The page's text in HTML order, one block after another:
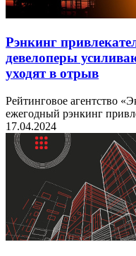
Рэнкинг
девелоперы
уходят в отрыв
Рейтинговое агентство
ежегодный рэнкинг
17.04.2024